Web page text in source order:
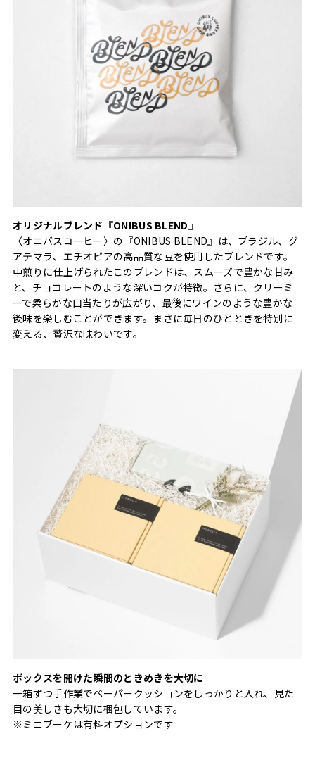
オリジナルブレンド『ONIBUS BLEND』
〈オニバスコーヒー〉の『ONIBUS BLEND』は、ブラジル、グ
アテマラ、エチオピアの高品質な豆を使用したブレンドです。
中煎りに仕上げられたこのブレンドは、スムーズで豊かな甘み
と、チョコレートのような深いコクが特徴。さらに、クリーミ
ーで柔らかな口当たりが広がり、最後にワインのような豊かな
後味を楽しむことができます。まさに毎日のひとときを特別に
変える、贅沢な味わいです。
ボックスを開けた瞬間のときめきを大切に
一箱ずつ手作業でペーパークッションをしっかりと入れ、見た
目の美しさも大切に梱包しています。
※ミニブーケは有料オプションです